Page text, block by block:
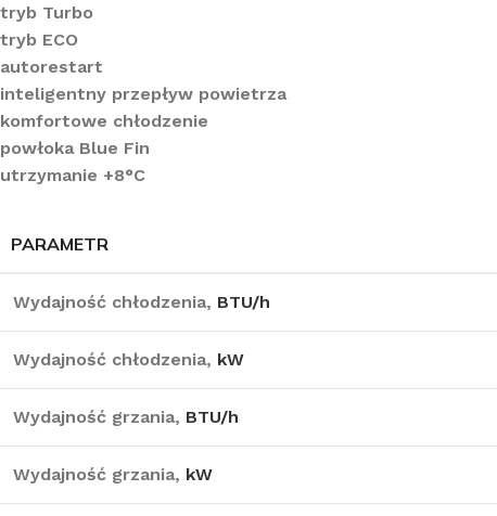
tryb Turbo
tryb ECO
autorestart
inteligentny przepływ powietrza
komfortowe chłodzenie
powłoka Blue Fin
utrzymanie +8°C
PARAMETR
Wydajność chłodzenia, BTU/h
Wydajność chłodzenia, kW
Wydajność grzania, BTU/h
Wydajność grzania, kW